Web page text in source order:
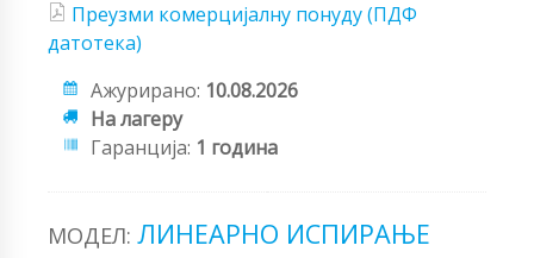
Преузми комерцијалну понуду (ПДФ
датотека)
Ажурирано: 10.08.2026
На лагеру
Гаранција: 1 година
МОДЕЛ: ЛИНЕАРНО ИСПИРАЊЕ